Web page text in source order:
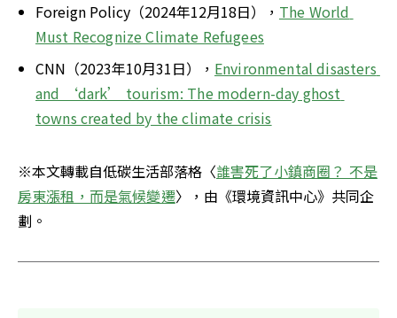
Foreign Policy（2024年12月18日）， The World
Must Recognize Climate Refugees
CNN（2023年10月31日）， Environmental disasters
and ‘dark’ tourism: The modern-day ghost
towns created by the climate crisis
※本文轉載自低碳生活部落格〈誰害死了小鎮商圈？ 不是
房東漲租，而是氣候變遷〉，由《環境資訊中心》共同企
劃。